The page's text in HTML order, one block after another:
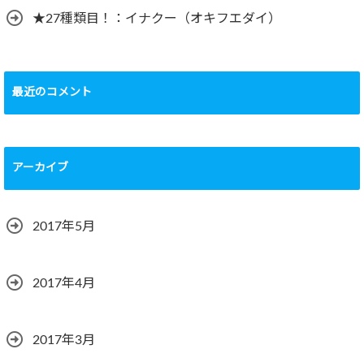
★27種類目！：イナクー（オキフエダイ）
最近のコメント
アーカイブ
2017年5月
2017年4月
2017年3月